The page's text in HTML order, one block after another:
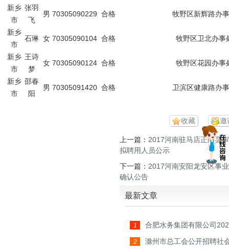
新乡
市
张羽
飞
男 70305090229 合格 牧野区新辉路办
新乡
市
石琳 女 70305090104 合格 牧野区卫北办事
新乡
市
王诗
梦
女 70305090124 合格 牧野区花园办事
新乡
市
邵春
阳
男 70305091420 合格 卫滨区健康路办
收藏 邀
上一篇： 2017河南驻马店正阳县
拟聘用人员公示
下一篇： 2017河南安阳龙安区事
确认公告
最新文章
1 合肥水务集团有限公司
2
滁州市总工会公开招聘社